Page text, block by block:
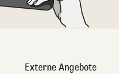
Externe Angebote